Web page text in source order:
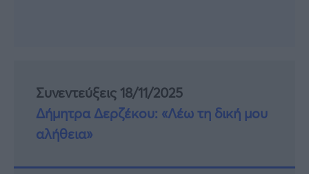
Συνεντεύξεις 18/11/2025
Δήμητρα Δερζέκου: «Λέω τη δική μου
αλήθεια»